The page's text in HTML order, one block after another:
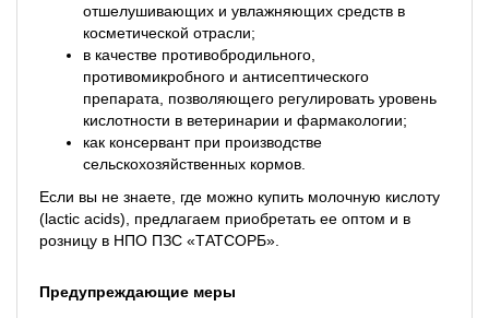
отшелушивающих и увлажняющих средств в
косметической отрасли;
в качестве противобродильного,
противомикробного и антисептического
препарата, позволяющего регулировать уровень
кислотности в ветеринарии и фармакологии;
как консервант при производстве
сельскохозяйственных кормов.
Если вы не знаете, где можно купить молочную кислоту
(lactic acids), предлагаем приобретать ее оптом и в
розницу в НПО ПЗС «ТАТСОРБ».
Предупреждающие меры